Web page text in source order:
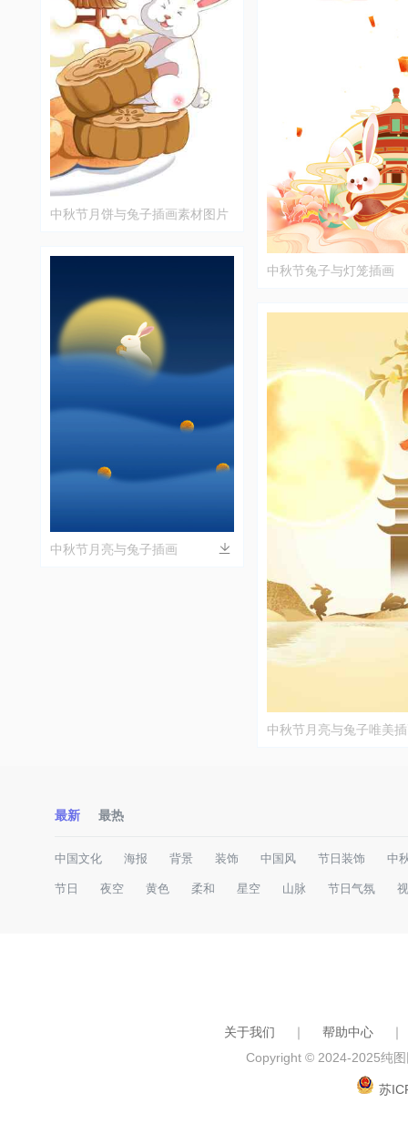
中秋节月饼与兔子插画素材图片
中秋节月亮与兔子插画
中秋节兔子与灯笼插画
中秋节月亮与兔子唯美
最新 最热
中国文化 海报 背景 装饰 中国风 节日装饰 中
节日 夜空 黄色 柔和 星空 山脉 节日气氛
关于我们 ｜ 帮助中心
｜
Copyright © 2024-2025纯
苏